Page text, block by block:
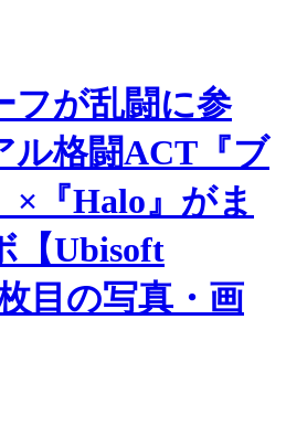
フが乱闘に参
ル格闘ACT『ブ
×『Halo』がま
【Ubisoft
目の写真・画